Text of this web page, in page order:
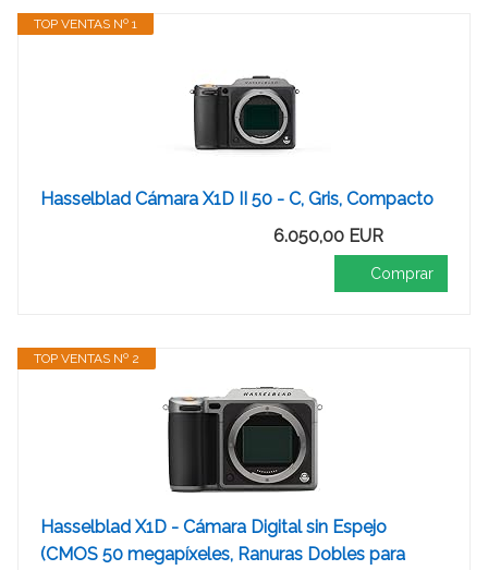
TOP VENTAS Nº 1
Hasselblad Cámara X1D II 50 - C, Gris, Compacto
6.050,00 EUR
Comprar
TOP VENTAS Nº 2
Hasselblad X1D - Cámara Digital sin Espejo
(CMOS 50 megapíxeles, Ranuras Dobles para